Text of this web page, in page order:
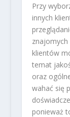
Przy
innych
znajomych
klientów
temat
oraz
wahać się
ponieważ